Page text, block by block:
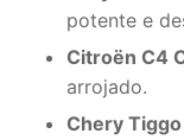
potente e
Citroën C4
arrojado.
Chery